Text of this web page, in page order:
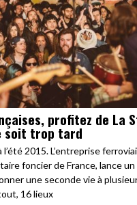
profitez de La
soit trop tard
2015. L’entreprise
foncier de France, lance un
une seconde vie à
16 lieux